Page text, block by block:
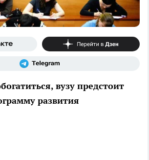
вузу предстоит
развития